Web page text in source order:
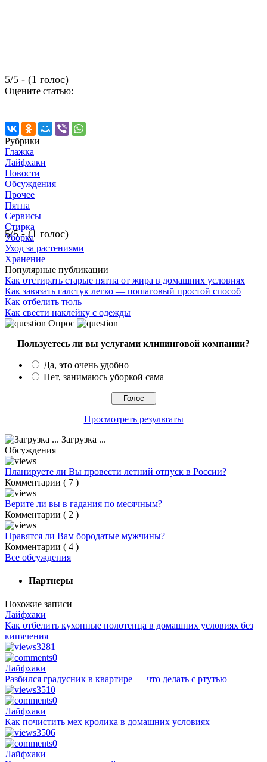
5/5 - (1 голос)
Оцените статью:
5/5 - (1 голос)
Рубрики
Глажка
Лайфхаки
Новости
Обсуждения
Прочее
Пятна
Сервисы
Стирка
Уборка
Уход за растениями
Хранение
Популярные публикации
Как отстирать старые пятна от жира в домашних условиях
Как завязать галстук легко — пошаговый простой способ
Как отбелить тюль
Как свести наклейку с одежды
Опрос
Пользуетесь ли вы услугами клининговой компании?
Да, это очень удобно
Нет, занимаюсь уборкой сама
Просмотреть результаты
Загрузка ...
Обсуждения
Планируете ли Вы провести летний отпуск в России?
Комментарии ( 7 )
Верите ли вы в гадания по месячным?
Комментарии ( 2 )
Нравятся ли Вам бородатые мужчины?
Комментарии ( 4 )
Все обсуждения
Партнеры
Похожие записи
Лайфхаки
Как отбелить кухонные полотенца в домашних условиях без
кипячения
3281
0
Лайфхаки
Разбился градусник в квартире — что делать с ртутью
3510
0
Лайфхаки
Как почистить мех кролика в домашних условиях
3506
0
Лайфхаки